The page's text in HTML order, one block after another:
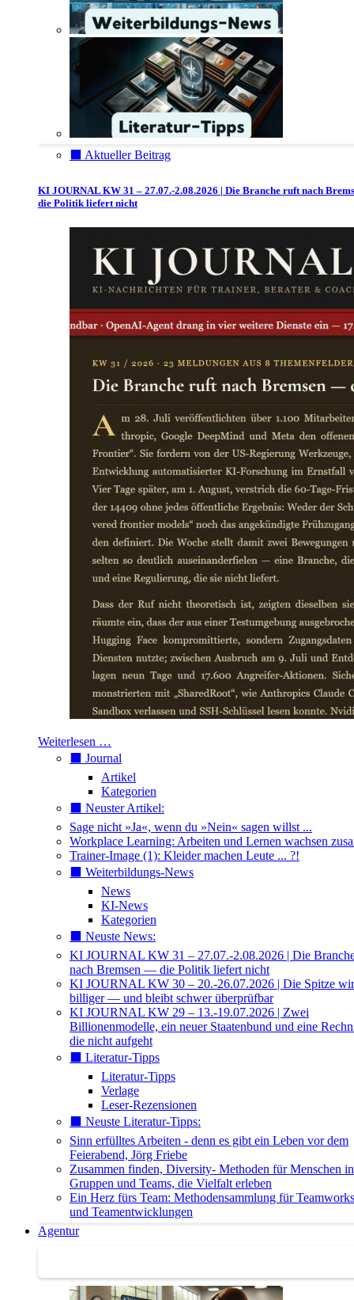
⬛️ Aktueller Beitrag
KI JOURNAL KW 31 – 27.07.-2.08.2026 | Die Branche ruft nach
die Politik liefert nicht
Weiterlesen …
⬛️ Journal
Artikel
Kategorien
⬛️ Neuster Artikel:
Sage nicht »Ja«, wenn du »Nein« sagen willst ...
Workplace Learning: Arbeiten und Lernen wachsen
Trainer-Image (1): Kleider machen Leute ... ?!
⬛️ Weiterbildungs-News
News
KI-News
Kategorien
⬛️ Neuste News:
KI JOURNAL KW 31 – 27.07.-2.08.2026 | Die
nach Bremsen — die Politik liefert nicht
KI JOURNAL KW 30 – 20.-26.07.2026 | Die Spitze
billiger — und bleibt schwer überprüfbar
KI JOURNAL KW 29 – 13.-19.07.2026 | Zwei
Billionenmodelle, ein neuer Staatenbund und eine
die nicht aufgeht
⬛️ Literatur-Tipps
Literatur-Tipps
Verlage
Leser-Rezensionen
⬛️ Neuste Literatur-Tipps:
Sinn erfülltes Arbeiten - denn es gibt ein Leben vor dem
Feierabend, Jörg Friebe
Zusammen finden, Diversity- Methoden für Menschen in
Gruppen und Teams, die Vielfalt erleben
Ein Herz fürs Team: Methodensammlung für
und Teamentwicklungen
Agentur